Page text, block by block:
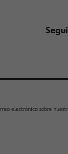
electrónico sobre